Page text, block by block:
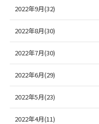
2022年9月(32)
2022年8月(30)
2022年7月(30)
2022年6月(29)
2022年5月(23)
2022年4月(11)